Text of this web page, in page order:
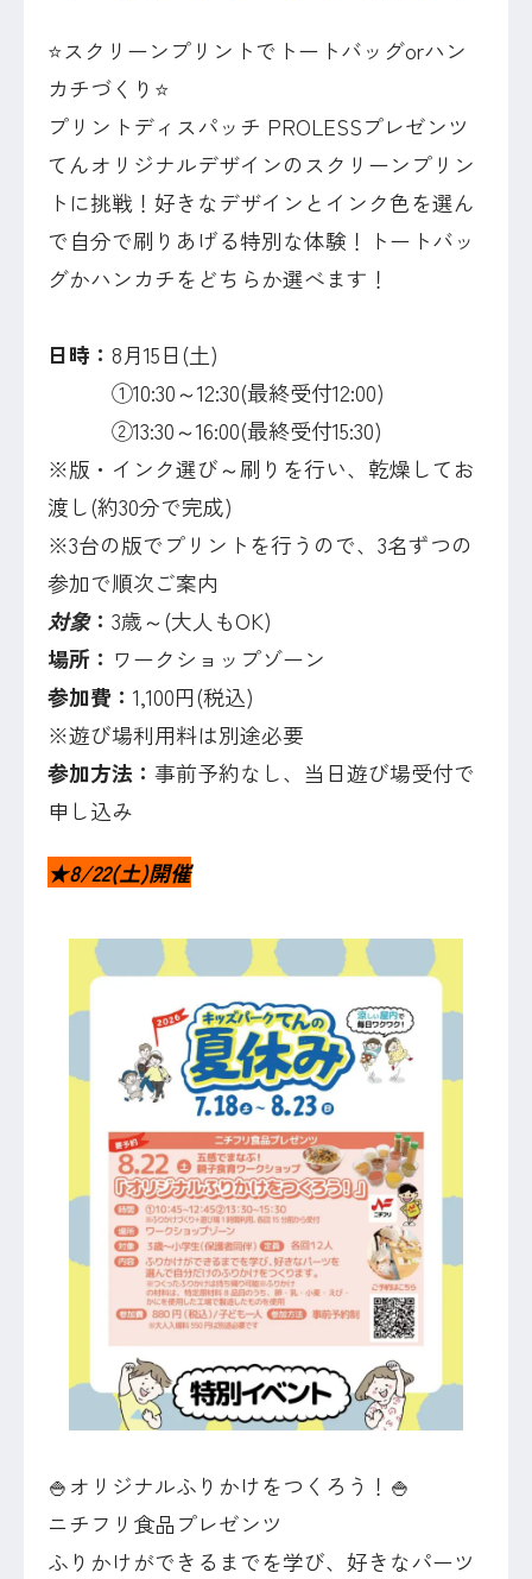
⭐スクリーンプリントでトートバッグorハン
カチづくり⭐
プリントディスパッチ PROLESSプレゼンツ
てんオリジナルデザインのスクリーンプリン
トに挑戦！好きなデザインとインク色を選ん
で自分で刷りあげる特別な体験！トートバッ
グかハンカチをどちらか選べます！
日時： 8月15日(土)
①10:30～12:30(最終受付12:00)
②13:30～16:00(最終受付15:30)
※版・インク選び～刷りを行い、乾燥してお
渡し(約30分で完成)
※3台の版でプリントを行うので、3名ずつの
参加で順次ご案内
対象： 3歳～(大人もOK)
場所： ワークショップゾーン
参加費： 1,100円(税込)
※遊び場利用料は別途必要
参加方法： 事前予約なし、当日遊び場受付で
申し込み
★8/22(土)開催
🍚オリジナルふりかけをつくろう！🍚
ニチフリ食品プレゼンツ
ふりかけができるまでを学び、好きなパーツ